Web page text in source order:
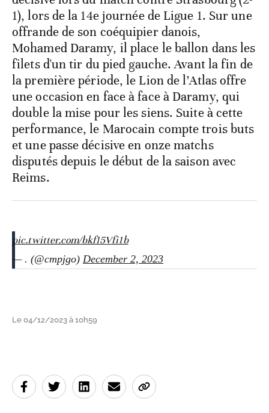
1), lors de la 14e journée de Ligue 1. Sur une
offrande de son coéquipier danois,
Mohamed Daramy, il place le ballon dans les
filets d'un tir du pied gauche. Avant la fin de
la première période, le Lion de l’Atlas offre
une occasion en face à face à Daramy, qui
double la mise pour les siens. Suite à cette
performance, le Marocain compte trois buts
et une passe décisive en onze matchs
disputés depuis le début de la saison avec
Reims.
pic.twitter.com/bkf15Vfi1b
— . (@cmpjgo) December 2, 2023
Le 04/12/2023 à 10h59